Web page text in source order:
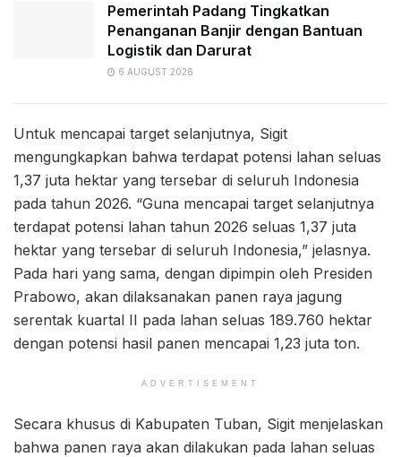
Pemerintah Padang Tingkatkan
Penanganan Banjir dengan Bantuan
Logistik dan Darurat
6 AUGUST 2026
Untuk mencapai target selanjutnya, Sigit
mengungkapkan bahwa terdapat potensi lahan seluas
1,37 juta hektar yang tersebar di seluruh Indonesia
pada tahun 2026. “Guna mencapai target selanjutnya
terdapat potensi lahan tahun 2026 seluas 1,37 juta
hektar yang tersebar di seluruh Indonesia,” jelasnya.
Pada hari yang sama, dengan dipimpin oleh Presiden
Prabowo, akan dilaksanakan panen raya jagung
serentak kuartal II pada lahan seluas 189.760 hektar
dengan potensi hasil panen mencapai 1,23 juta ton.
ADVERTISEMENT
Secara khusus di Kabupaten Tuban, Sigit menjelaskan
bahwa panen raya akan dilakukan pada lahan seluas